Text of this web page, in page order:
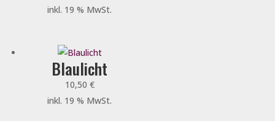
inkl. 19 % MwSt.
Blaulicht
10,50 €
inkl. 19 % MwSt.